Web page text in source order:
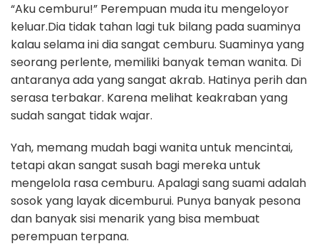
“Aku cemburu!” Perempuan muda itu mengeloyor
keluar.Dia tidak tahan lagi tuk bilang pada suaminya
kalau selama ini dia sangat cemburu. Suaminya yang
seorang perlente, memiliki banyak teman wanita. Di
antaranya ada yang sangat akrab. Hatinya perih dan
serasa terbakar. Karena melihat keakraban yang
sudah sangat tidak wajar.
Yah, memang mudah bagi wanita untuk mencintai,
tetapi akan sangat susah bagi mereka untuk
mengelola rasa cemburu. Apalagi sang suami adalah
sosok yang layak dicemburui. Punya banyak pesona
dan banyak sisi menarik yang bisa membuat
perempuan terpana.